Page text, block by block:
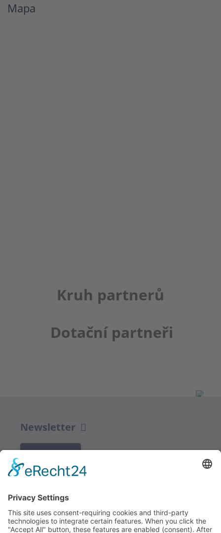
Mapa
Kruh partnerů
Dotační partneři
Newsletter
Redakce bbkult.net
Centrum Bavaria Bohemia (CeBB)
Dr. Veronika Hofinger